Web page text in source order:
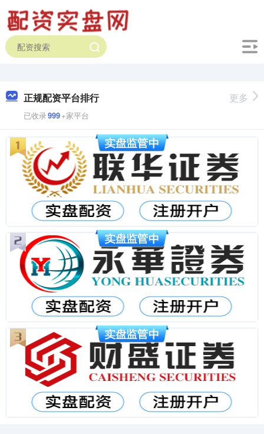
正规配资平台排行
已收录999+家平台
更多